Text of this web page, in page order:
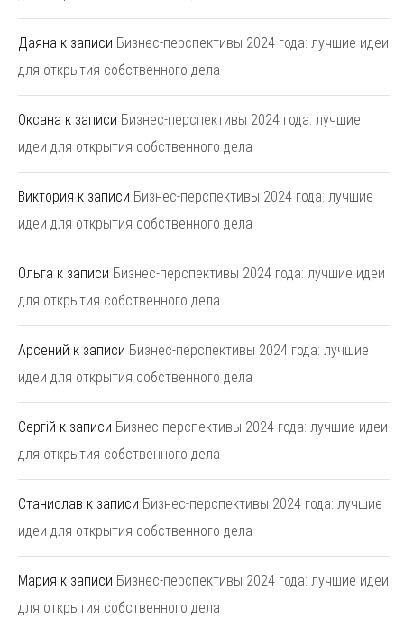
Даяна к записи Бизнес-перспективы 2024 года: лучшие идеи
для открытия собственного дела
Оксана к записи Бизнес-перспективы 2024 года: лучшие
идеи для открытия собственного дела
Виктория к записи Бизнес-перспективы 2024 года: лучшие
идеи для открытия собственного дела
Ольга к записи Бизнес-перспективы 2024 года: лучшие идеи
для открытия собственного дела
Арсений к записи Бизнес-перспективы 2024 года: лучшие
идеи для открытия собственного дела
Сергій к записи Бизнес-перспективы 2024 года: лучшие идеи
для открытия собственного дела
Станислав к записи Бизнес-перспективы 2024 года: лучшие
идеи для открытия собственного дела
Мария к записи Бизнес-перспективы 2024 года: лучшие идеи
для открытия собственного дела